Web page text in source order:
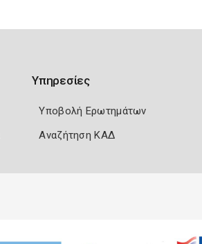
Υπηρεσίες
Υποβολή Ερωτημάτων
Αναζήτηση ΚΑΔ